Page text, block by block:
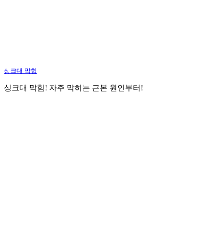
싱크대 막힘
싱크대 막힘! 자주 막히는 근본 원인부터!